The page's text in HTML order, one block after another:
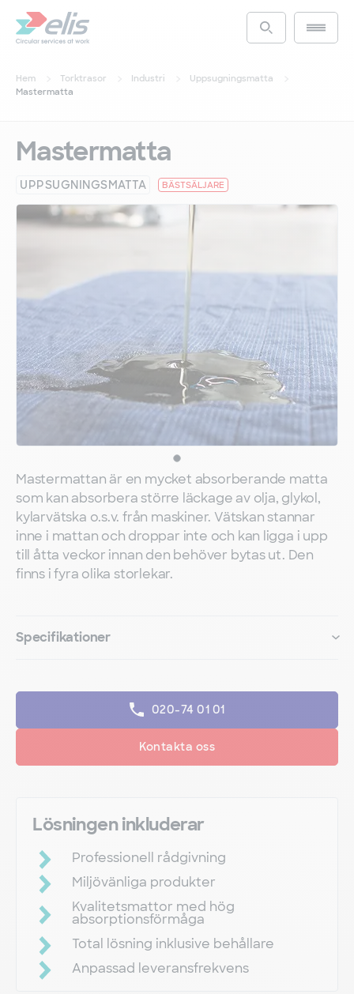
huvudinnehållAccess the
Main
Hem Torktrasor Industri
Uppsugningsmatta
Mastermatta
Lösningen inkluderar
Professionell rådgivning
Miljövänliga produkter
Kvalitetsmattor med hög
absorptionsförmåga
Total lösning inklusive behållare
Anpassad leveransfrekvens
Mastermatta
UPPSUGNINGSMATTA BÄSTSÄLJARE
Mastermattan är en mycket absorberande matta
som kan absorbera större läckage av olja, glykol,
kylarvätska o.s.v. från maskiner. Vätskan stannar
inne i mattan och droppar inte och kan ligga i upp
till åtta veckor innan den behöver bytas ut. Den
finns i fyra olika storlekar.
Specifikationer
020-74 01 01
Kontakta oss